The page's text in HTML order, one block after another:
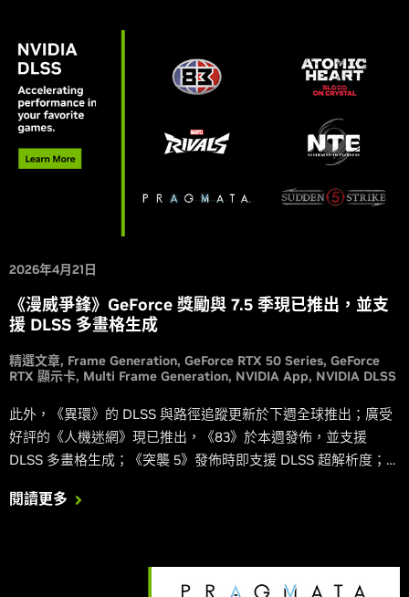
2026年4月21日
《漫威爭鋒》GeForce 獎勵與 7.5 季現已推出，並支
援 DLSS 多畫格生成
精選文章 Frame Generation GeForce RTX 50 Series GeForce
RTX 顯示卡 Multi Frame Generation NVIDIA App NVIDIA DLSS
此外，《異環》的 DLSS 與路徑追蹤更新於下週全球推出；廣受
好評的《人機迷網》現已推出，《83》於本週發佈，並支援
DLSS 多畫格生成；《突襲 5》發佈時即支援 DLSS 超解析度；
閱讀更多